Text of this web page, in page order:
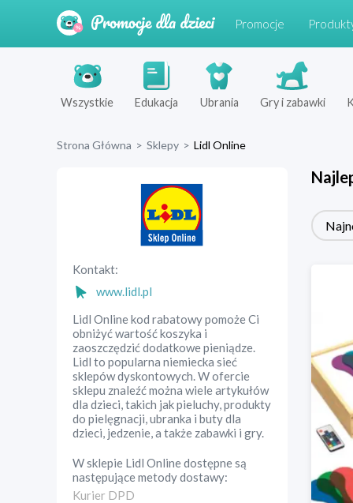
Promocje
Wszystkie Edukacja Ubrania Gry i zabawki
Strona Główna > Sklepy > Lidl Online
Kontakt:
www.lidl.pl
Lidl Online kod rabatowy pomoże Ci
obniżyć wartość koszyka i
zaoszczędzić dodatkowe pieniądze.
Lidl to popularna niemiecka sieć
sklepów dyskontowych. W ofercie
sklepu znaleźć można wiele artykułów
dla dzieci, takich jak pieluchy, produkty
do pielęgnacji, ubranka i buty dla
dzieci, jedzenie, a także zabawki i gry.
W sklepie Lidl Onlinedostępne są
następujące metody dostawy:
Kurier DPD